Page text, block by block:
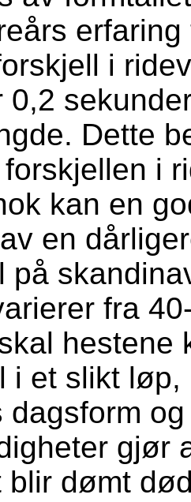
i
0,2
Dette
i
kan en
en
på
fra
hestene
i et slikt løp,
dagsform
gjør
blir dømt